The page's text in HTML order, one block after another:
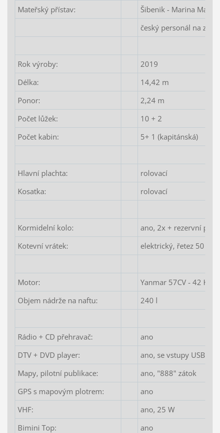
Mateřský přístav:
Šibenik - Marina
český personál na
Rok výroby:
2019
Délka:
14,42 m
Ponor:
2,24 m
Počet lůžek:
10 + 2
Počet kabin:
5+ 1 (kapitánská)
Hlavní plachta:
rolovací
Kosatka:
rolovací
Kormidelní kolo:
ano, 2x + rezervní pína
Kotevní vrátek:
elektrický, řetez 50 m
Motor:
Yanmar 57CV - 42 KW
Objem nádrže na naftu:
240 l
Rádio + CD přehravač:
ano
DTV + DVD player:
ano, se vstupy USB a
Mapy, pilotní publikace:
ano, "888" zátok
GPS s mapovým plotrem:
ano
VHF:
ano, 25 W
Bimini Top:
ano